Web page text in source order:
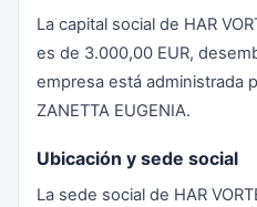
La capital social de HAR
es de 3.000,00 EUR,
empresa está administrada
ZANETTA EUGENIA.
Ubicación y sede social
La sede social de HAR